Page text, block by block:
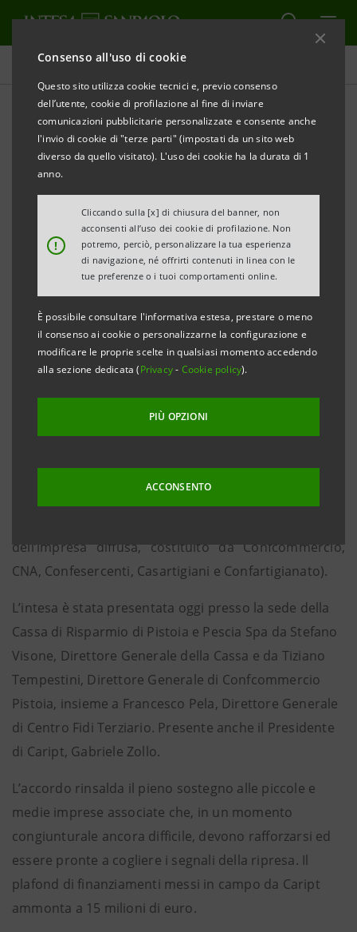
Consenso all'uso di cookie
Questo sito utilizza cookie tecnici e, previo consenso
dell’utente, cookie di profilazione al fine di inviare
comunicazioni pubblicitarie personalizzate e consente anche
l'invio di cookie di "terze parti" (impostati da un sito web
diverso da quello visitato). L'uso dei cookie ha la durata di 1
anno.
!
Cliccando sulla [x] di chiusura del banner, non
acconsenti all’uso dei cookie di profilazione. Non
potremo, perciò, personalizzare la tua esperienza
di navigazione, né offrirti contenuti in linea con le
tue preferenze o i tuoi comportamenti online.
È possibile consultare l'informativa estesa, prestare o meno
il consenso ai cookie o personalizzarne la configurazione e
modificare le proprie scelte in qualsiasi momento accedendo
alla sezione dedicata (Privacy- Cookie policy).
PIÙ OPZIONI
ACCONSENTO
Comunicati stampa
STAMPA AGGIORNA
RINNOVATO L’ACCORDO TRA CASSA DI RISPARMIO
DI PISTOIA E PESCIA E CONFCOMMERCIO PISTOIA
• 15 milioni di euro di nuovi finanziamenti per le
imprese pistoiesi
• Rafforzato l’impegno delle parti al sostegno delle
piccole e medie imprese
• Realizzato un portale per agevolare chi intenda
avviare un’attività imprenditoriale
Pistoia, 16 maggio 2012
- Cassa di Risparmio di Pistoia
e Pescia e Confcommercio Pistoia hanno sottoscritto
dell’impresa diffusa, costituito da Confcommercio,
CNA, Confesercenti, Casartigiani e Confartigianato).
L’intesa è stata presentata oggi presso la sede della
Cassa di Risparmio di Pistoia e Pescia Spa da Stefano
Visone, Direttore Generale della Cassa e da Tiziano
Tempestini, Direttore Generale di Confcommercio
Pistoia, insieme a Francesco Pela, Direttore Generale
di Centro Fidi Terziario. Presente anche il Presidente
di Caript, Gabriele Zollo.
L’accordo rinsalda il pieno sostegno alle piccole e
medie imprese associate che, in un momento
congiunturale ancora difficile, devono rafforzarsi ed
essere pronte a cogliere i segnali della ripresa. Il
plafond di finanziamenti messi in campo da Caript
ammonta a 15 milioni di euro.